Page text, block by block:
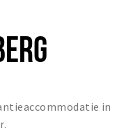
in